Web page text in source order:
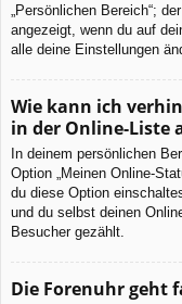
„Persönlichen Bereich“;
angezeigt, wenn du auf
alle deine Einstellungen
Wie kann ich
in der Online-Liste
In deinem persönlichen
Option „Meinen Online-
du diese Option
und du selbst deinen
Besucher gezählt.
Die Forenuhr geht